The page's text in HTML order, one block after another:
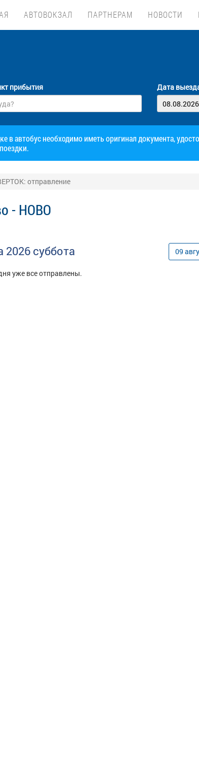
АВТОВОКЗАЛ ПАРТНЕРАМ НОВОСТИ
прибытия Дата
в автобус необходимо иметь оригинал документа,
отправление
- НОВО
2026 суббота 09
уже все отправлены.